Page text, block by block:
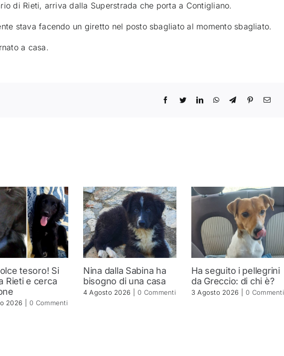
di Rieti, arriva dalla Superstrada che porta a Contigliano.
stava facendo un giretto nel posto sbagliato al momento sbagliato.
a casa.
tesoro! Si
Rieti e cerca
2026 0 Commenti
Nina dalla Sabina ha
bisogno di una casa
4 Agosto 2026 0 Commenti
Ha seguito i pellegrini
da Greccio: di chi è?
3 Agosto 2026 0 Commenti